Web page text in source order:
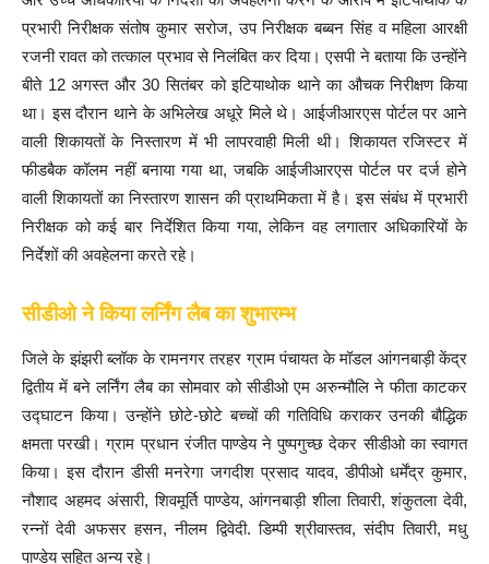
प्रभारी निरीक्षक संतोष कुमार सरोज, उप निरीक्षक बब्बन सिंह व महिला आरक्षी
रजनी रावत को तत्काल प्रभाव से निलंबित कर दिया। एसपी ने बताया कि उन्होंने
बीते 12 अगस्त और 30 सितंबर को इटियाथोक थाने का औचक निरीक्षण किया
था। इस दौरान थाने के अभिलेख अधूरे मिले थे। आईजीआरएस पोर्टल पर आने
वाली शिकायतों के निस्तारण में भी लापरवाही मिली थी। शिकायत रजिस्टर में
फीडबैक कॉलम नहीं बनाया गया था, जबकि आईजीआरएस पोर्टल पर दर्ज होने
वाली शिकायतों का निस्तारण शासन की प्राथमिकता में है। इस संबंध में प्रभारी
निरीक्षक को कई बार निर्देशित किया गया, लेकिन वह लगातार अधिकारियों के
निर्देशों की अवहेलना करते रहे।
सीडीओ ने किया लर्निंग लैब का शुभारम्भ
जिले के झंझरी ब्लॉक के रामनगर तरहर ग्राम पंचायत के मॉडल आंगनबाड़ी केंद्र
द्वितीय में बने लर्निंग लैब का सोमवार को सीडीओ एम अरुन्मौलि ने फीता काटकर
उद्घाटन किया। उन्होंने छोटे-छोटे बच्चों की गतिविधि कराकर उनकी बौद्धिक
क्षमता परखी। ग्राम प्रधान रंजीत पाण्डेय ने पुष्पगुच्छ देकर सीडीओ का स्वागत
किया। इस दौरान डीसी मनरेगा जगदीश प्रसाद यादव, डीपीओ धर्मेंद्र कुमार,
नौशाद अहमद अंसारी, शिवमूर्ति पाण्डेय, आंगनबाड़ी शीला तिवारी, शंकुतला देवी,
रन्नों देवी अफसर हसन, नीलम द्विवेदी. डिम्पी श्रीवास्तव, संदीप तिवारी, मधु
पाण्डेय सहित अन्य रहे।